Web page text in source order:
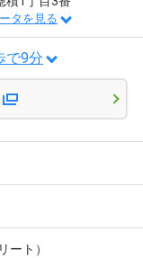
タを見る
で9分
ート）